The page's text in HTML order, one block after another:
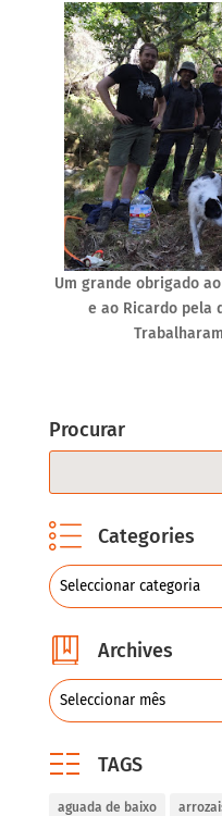
Um grande obrigado
e ao Ricardo pela
Procurar
Categories
Archives
TAGS
aguada de baixo